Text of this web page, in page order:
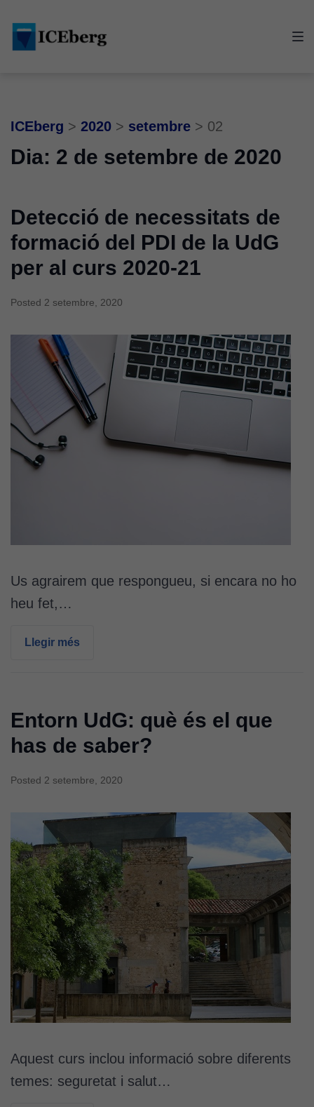
main
content
footer
ICEberg > 2020 > setembre > 02
Dia: 2 de setembre de 2020
Detecció de necessitats de
formació del PDI de la UdG
per al curs 2020-21
Posted 2 setembre, 2020
Us agrairem que respongueu, si encara no ho
heu fet,…
Llegir més
Entorn UdG: què és el que
has de saber?
Posted 2 setembre, 2020
Aquest curs inclou informació sobre diferents
temes: seguretat i salut…